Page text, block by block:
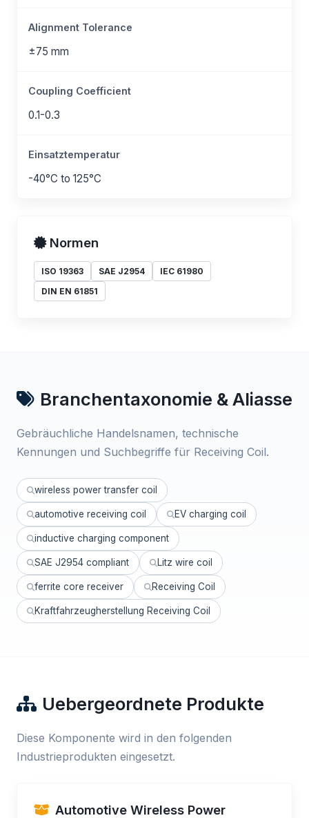
Alignment Tolerance
±75 mm
Coupling Coefficient
0.1-0.3
Einsatztemperatur
-40°C to 125°C
Normen
ISO 19363 SAE J2954
IEC 61980
DIN EN 61851
Branchentaxonomie & Aliasse
Gebräuchliche Handelsnamen, technische
Kennungen und Suchbegriffe für Receiving Coil.
wireless power transfer coil
automotive receiving coil EV charging coil
inductive charging component
SAE J2954 compliant Litz wire coil
ferrite core receiver Receiving Coil
Kraftfahrzeugherstellung Receiving Coil
Uebergeordnete Produkte
Diese Komponente wird in den folgenden
Industrieprodukten eingesetzt.
Automotive Wireless Power